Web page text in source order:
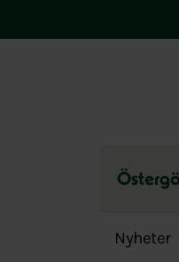
över
menyn
Nyheter